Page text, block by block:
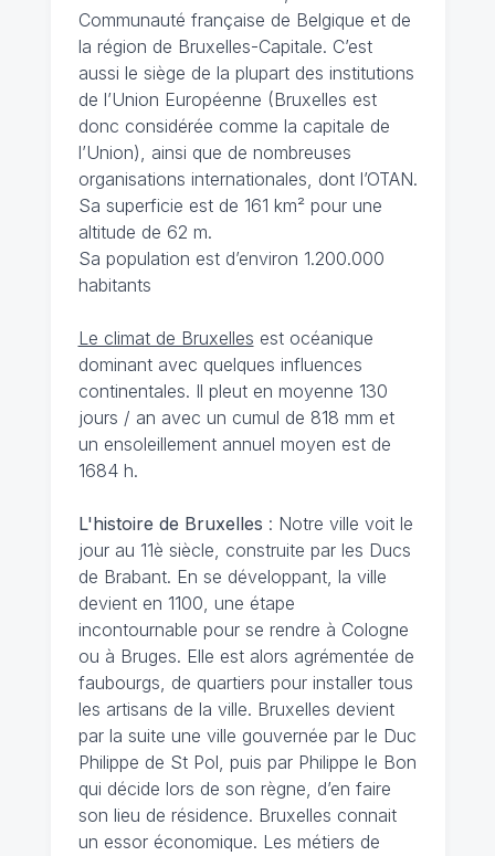
Communauté française de Belgique et de
la région de Bruxelles-Capitale. C’est
aussi le siège de la plupart des institutions
de l’Union Européenne (Bruxelles est
donc considérée comme la capitale de
l’Union), ainsi que de nombreuses
organisations internationales, dont l’OTAN.
Sa superficie est de 161 km² pour une
altitude de 62 m.
Sa population est d’environ 1.200.000
habitants
Le climat de Bruxelles est océanique
dominant avec quelques influences
continentales. Il pleut en moyenne 130
jours / an avec un cumul de 818 mm et
un ensoleillement annuel moyen est de
1684 h.
L'histoire de Bruxelles : Notre ville voit le
jour au 11è siècle, construite par les Ducs
de Brabant. En se développant, la ville
devient en 1100, une étape
incontournable pour se rendre à Cologne
ou à Bruges. Elle est alors agrémentée de
faubourgs, de quartiers pour installer tous
les artisans de la ville. Bruxelles devient
par la suite une ville gouvernée par le Duc
Philippe de St Pol, puis par Philippe le Bon
qui décide lors de son règne, d’en faire
son lieu de résidence. Bruxelles connait
un essor économique. Les métiers de